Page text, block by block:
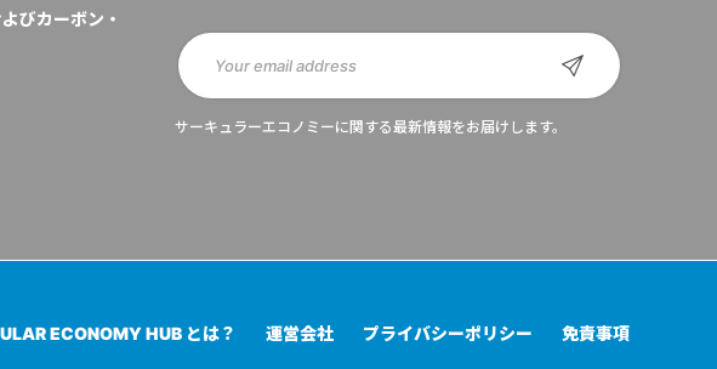
びカーボン・
サーキュラーエコノミーに関する最新情報をお届けします。
ECONOMY HUB とは？ 運営会社 プライバシーポリシー 免責事項